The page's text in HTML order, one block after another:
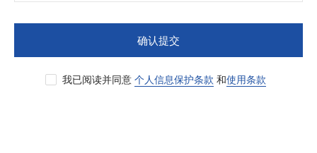
确认提交
我已阅读并同意 个人信息保护条款 和使用条款